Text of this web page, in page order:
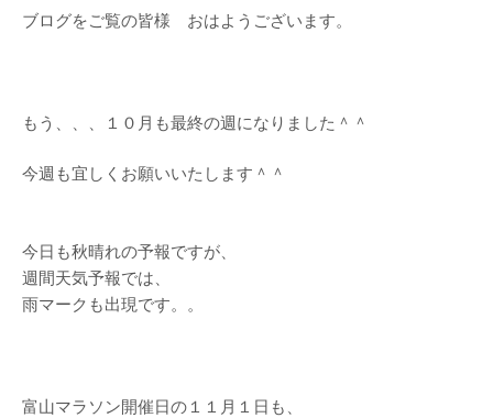
ブログをご覧の皆様 おはようございます。
もう、、、１０月も最終の週になりました＾＾
今週も宜しくお願いいたします＾＾
今日も秋晴れの予報ですが、
週間天気予報では、
雨マークも出現です。。
富山マラソン開催日の１１月１日も、